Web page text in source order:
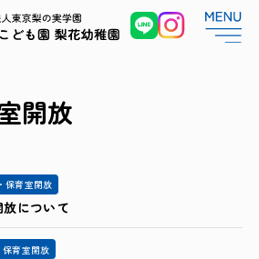
開放
保育室開放
について
保育室開放